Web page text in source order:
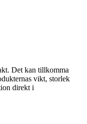
Det kan tillkomma
vikt, storlek
direkt i